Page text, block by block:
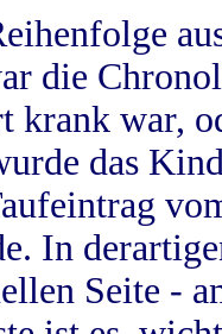
die
krank war,
das
In
Seite -